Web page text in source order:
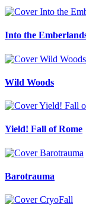
Into the
Wild Woods
Yield! Fall of Rome
Barotrauma